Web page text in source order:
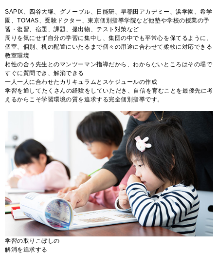
SAPIX、四谷大塚、グノーブル、日能研、早稲田アカデミー、浜学園、希学
園、TOMAS、受験ドクター、東京個別指導学院など他塾や学校の授業の予
習・復習、宿題、課題、提出物、テスト対策など
周りを気にせず自分の学習に集中し、集団の中でも平常心を保てるように、
個室、個別、机の配置にいたるまで個々の用途に合わせて柔軟に対応できる
教室環境
相性の合う先生とのマンツーマン指導だから、わからないところはその場で
すぐに質問でき、解消できる
一人一人に合わせたカリキュラムとスケジュールの作成
学習を通してたくさんの経験をしていただき、自信を育むことを最優先に考
えるからこそ学習環境の質を追求する完全個別指導です。
学習の取りこぼしの
解消を追求する